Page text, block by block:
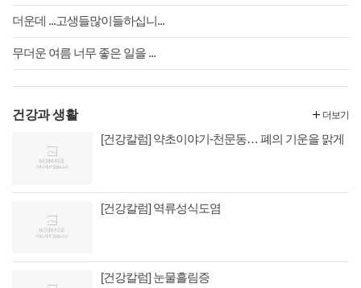
더운데 ...고생들많이들하십니...
무더운 여름 너무 좋은 일을 ...
건강과 생활
[건강칼럼] 약초이야기-천문동… 폐의 기운을 맑게
[건강칼럼] 역류성식도염
[건강칼럼] 눈물흘림증
더보기